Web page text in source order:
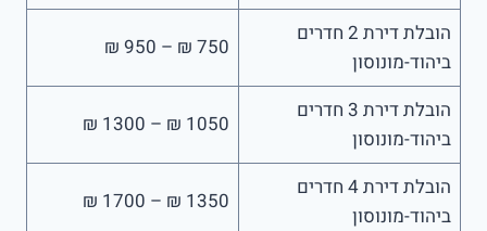
הובלת דירת 2 חדרים
ביהוד-מונוסון
750 ₪ – 950 ₪
הובלת דירת 3 חדרים
ביהוד-מונוסון
1050 ₪ – 1300 ₪
הובלת דירת 4 חדרים
ביהוד-מונוסון
1350 ₪ – 1700 ₪